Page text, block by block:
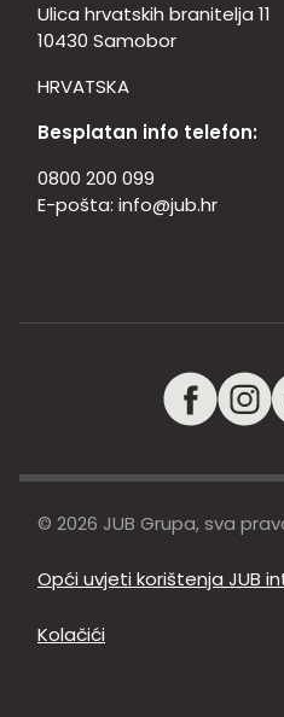
Ulica hrvatskih branitelja 11
10430 Samobor
HRVATSKA
Besplatan info telefon:
0800 200 099
E-pošta: info@jub.hr
© 2026 JUB Grupa, sva
Opći uvjeti korištenja JUB
Kolačići